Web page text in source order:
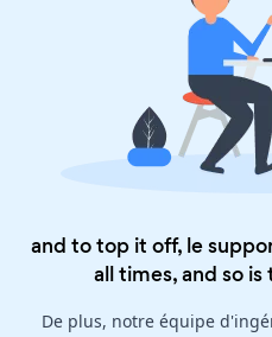
and to top it off, le
all times, and so is
De plus, notre équipe